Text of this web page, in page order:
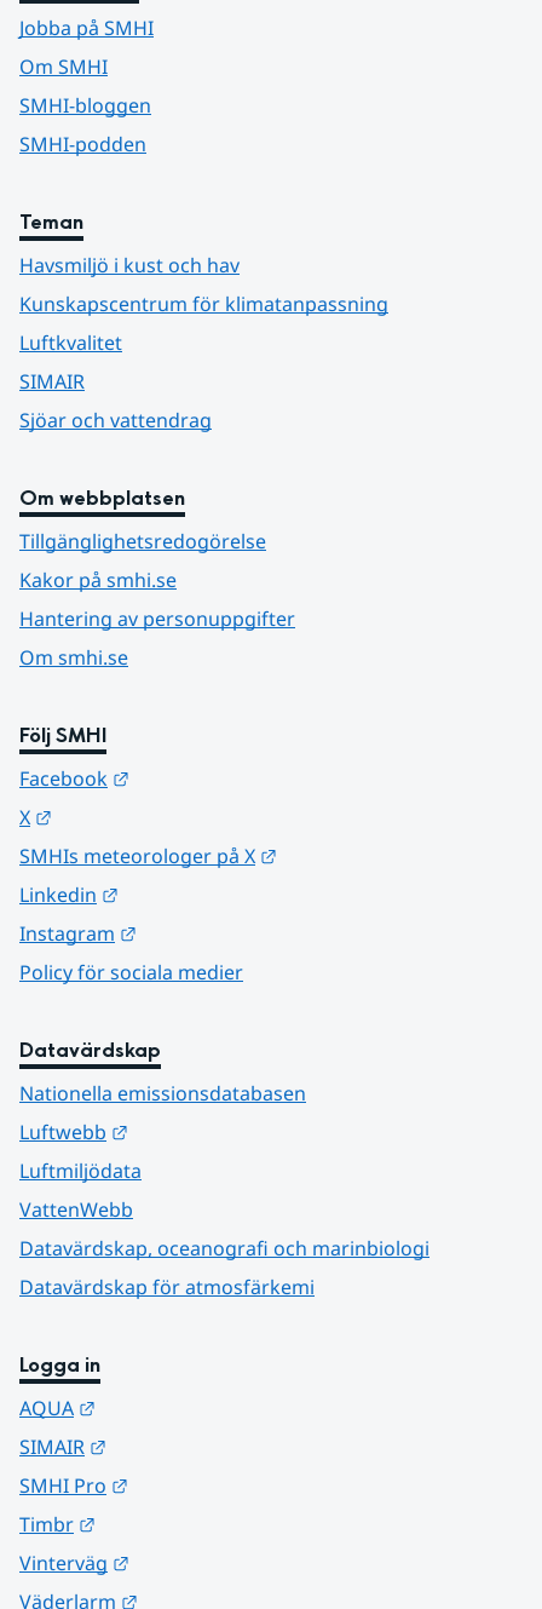
Jobba på SMHI
Om SMHI
SMHI-bloggen
SMHI-podden
Teman
Havsmiljö i kust och hav
Kunskapscentrum för klimatanpassning
Luftkvalitet
SIMAIR
Sjöar och vattendrag
Om webbplatsen
Tillgänglighetsredogörelse
Kakor på smhi.se
Hantering av personuppgifter
Om smhi.se
Följ SMHI
Facebook
X
SMHIs meteorologer på X
Linkedin
Instagram
Policy för sociala medier
Datavärdskap
Nationella emissionsdatabasen
Luftwebb
Luftmiljödata
VattenWebb
Datavärdskap, oceanografi och marinbiologi
Datavärdskap för atmosfärkemi
Logga in
AQUA
SIMAIR
SMHI Pro
Timbr
Vinterväg
Väderlarm